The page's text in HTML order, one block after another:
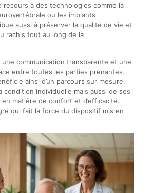
recours à des technologies comme la
ou les implants
aussi à préserver la qualité de vie et
rachis tout au long de la
une communication transparente et une
entre toutes les parties prenantes.
ainsi d’un parcours sur mesure,
condition individuelle mais aussi de ses
matière de confort et d’efficacité.
qui fait la force du dispositif mis en